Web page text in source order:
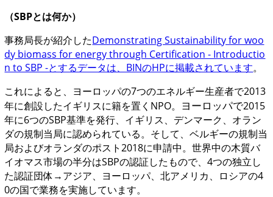
（SBPとは何か）
事務局長が紹介したDemonstrating Sustainability for woo
dy biomass for energy through Certification - Introductio
n to SBP -とするデータは、BINのHPに掲載されています。
これによると、ヨーロッパの7つのエネルギー生産者で2013
年に創設したイギリスに籍を置くNPO。
ヨーロッパで2015
年に6つのSBP基準を発行、イギリス、デンマーク、オラン
ダの規制当局に認められている。そして、ベルギーの規制当
局およびオランダのポスト2018に申請中。世界中の木質バ
イオマス市場の半分はSBPの認証したもので、4つの独立し
た認証団体→アジア、ヨーロッパ、北アメリカ、ロシアの4
0の国で業務を実施しています。